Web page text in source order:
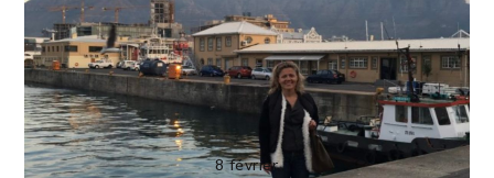
8 février